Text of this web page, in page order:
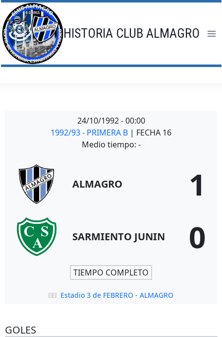
Saltar
al
contenido
HISTORIA CLUB ALMAGRO
24/10/1992 - 00:00
1992/93 - PRIMERA B | FECHA 16
Medio tiempo: -
ALMAGRO 1
SARMIENTO JUNIN 0
TIEMPO COMPLETO
Estadio 3 de FEBRERO - ALMAGRO
GOLES